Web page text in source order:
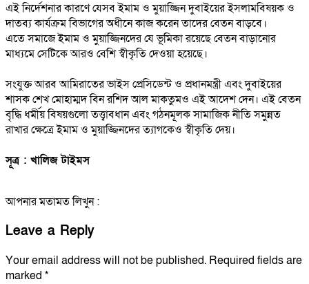
এই নির্দেশনার কারণে যেসব ইমাম ও মুয়াজ্জিন দুবাইয়ের ইসলামবিষয়ক ও
দাতব্য কার্যক্রম বিভাগের অধীনে কাজ করেন তাদের বেতন বাড়বে।
এতে সমাজে ইমাম ও মুয়াজ্জিনদের যে ভূমিকা রয়েছে বেতন বাড়ানোর
মাধ্যমে সেটিকে আরও বেশি স্বীকৃতি দেওয়া হয়েছে।
সংযুক্ত আরব আমিরাতের ভাইস প্রেসিডেন্ট ও প্রধানমন্ত্রী এবং দুবাইয়ের
শাসক শেখ মোহাম্মদ বিন রশিদ আল মাকতুমও এই আদেশ দেন। এই বেতন
বৃদ্ধি ধর্মীয় বিষয়গুলো তত্ত্বাবধান এবং গঠনমূলক সামাজিক নীতি সমুন্নত
রাখার ক্ষেত্রে ইমাম ও মুয়াজ্জিনদের ত্যাগকেও স্বীকৃতি দেয়।
সূত্র : খালিজ টাইমস
আপনার মতামত লিখুন :
Leave a Reply
Your email address will not be published. Required fields are
marked *